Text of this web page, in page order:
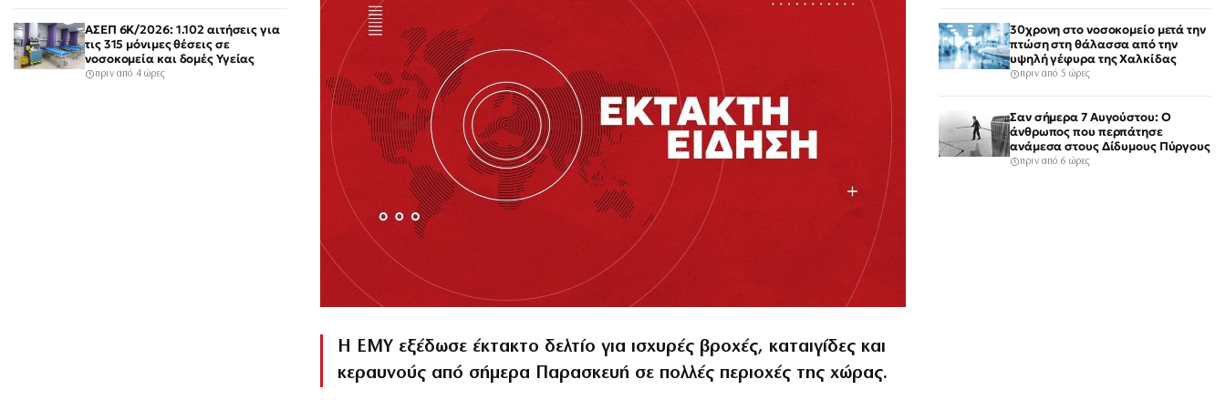
ΑΣΕΠ 6Κ/2026: 1.102 αιτήσεις για
τις 315 μόνιμες θέσεις σε
νοσοκομεία και δομές Υγείας
πριν από 4 ώρες
Η ΕΜΥ εξέδωσε έκτακτο δελτίο για ισχυρές βροχές, καταιγίδες και
κεραυνούς από σήμερα Παρασκευή σε πολλές περιοχές της χώρας.
30χρονη στο νοσοκομείο μετά την
πτώση στη θάλασσα από την
υψηλή γέφυρα της Χαλκίδας
πριν από 5 ώρες
Σαν σήμερα 7 Αυγούστου: Ο
άνθρωπος που περπάτησε
ανάμεσα στους Δίδυμους Πύργους
πριν από 6 ώρες